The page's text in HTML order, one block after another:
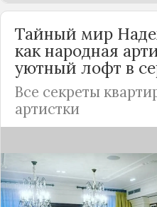
Тайный мир
как народная
уютный лофт в
Все секреты
артистки
Народная артистка
известная своей
стилю и народной